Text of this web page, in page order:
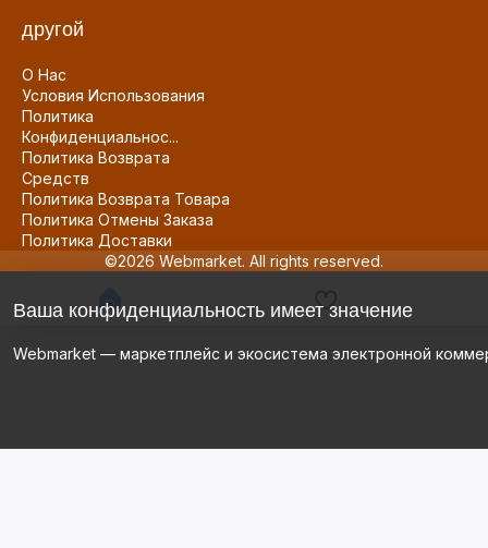
другой
О Нас
Условия Использования
Политика
Конфиденциальнос...
Политика Возврата
Средств
Политика Возврата Товара
Политика Отмены Заказа
Политика Доставки
©2026 Webmarket. All rights reserved.
Ваша конфиденциальность имеет значение
Webmarket — маркетплейс и экосистема электронной